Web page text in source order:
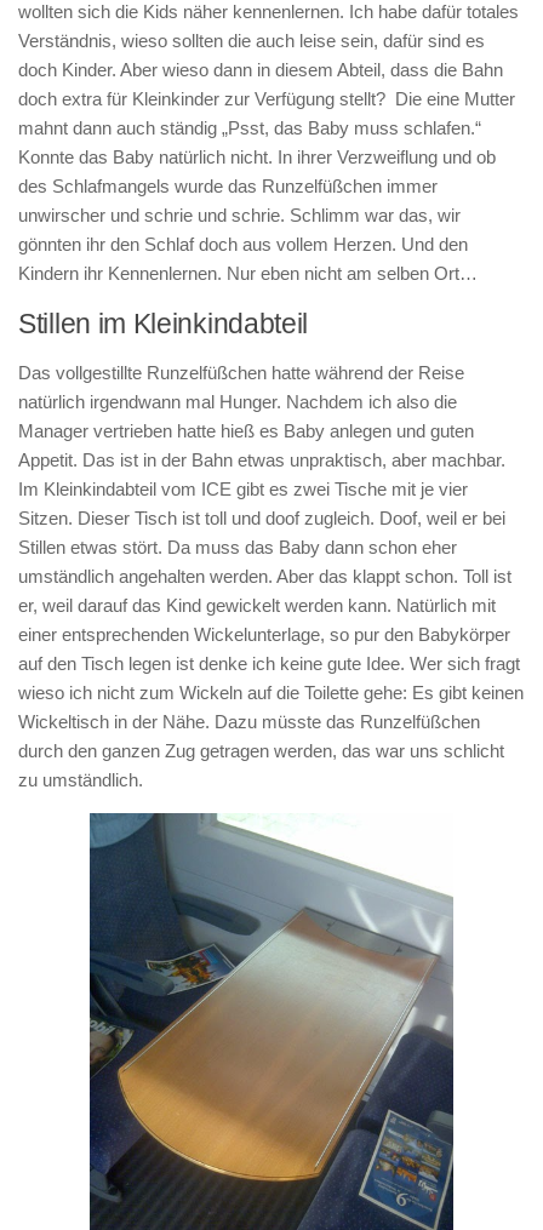
wollten sich die Kids näher kennenlernen. Ich habe dafür totales
Verständnis, wieso sollten die auch leise sein, dafür sind es
doch Kinder. Aber wieso dann in diesem Abteil, dass die Bahn
doch extra für Kleinkinder zur Verfügung stellt? Die eine Mutter
mahnt dann auch ständig „Psst, das Baby muss schlafen.“
Konnte das Baby natürlich nicht. In ihrer Verzweiflung und ob
des Schlafmangels wurde das Runzelfüßchen immer
unwirscher und schrie und schrie. Schlimm war das, wir
gönnten ihr den Schlaf doch aus vollem Herzen. Und den
Kindern ihr Kennenlernen. Nur eben nicht am selben Ort…
Stillen im Kleinkindabteil
Das vollgestillte Runzelfüßchen hatte während der Reise
natürlich irgendwann mal Hunger. Nachdem ich also die
Manager vertrieben hatte hieß es Baby anlegen und guten
Appetit. Das ist in der Bahn etwas unpraktisch, aber machbar.
Im Kleinkindabteil vom ICE gibt es zwei Tische mit je vier
Sitzen. Dieser Tisch ist toll und doof zugleich. Doof, weil er bei
Stillen etwas stört. Da muss das Baby dann schon eher
umständlich angehalten werden. Aber das klappt schon. Toll ist
er, weil darauf das Kind gewickelt werden kann. Natürlich mit
einer entsprechenden Wickelunterlage, so pur den Babykörper
auf den Tisch legen ist denke ich keine gute Idee. Wer sich fragt
wieso ich nicht zum Wickeln auf die Toilette gehe: Es gibt keinen
Wickeltisch in der Nähe. Dazu müsste das Runzelfüßchen
durch den ganzen Zug getragen werden, das war uns schlicht
zu umständlich.